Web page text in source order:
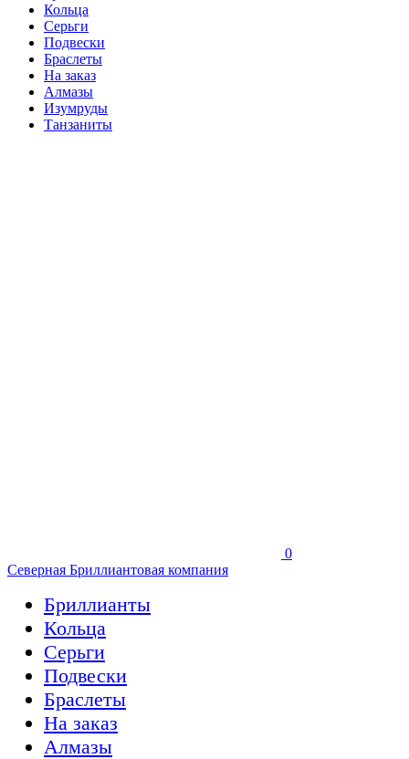
Кольца
Серьги
Подвески
Браслеты
На заказ
Алмазы
Изумруды
Танзаниты
0
Северная Бриллиантовая компания
Бриллианты
Кольца
Серьги
Подвески
Браслеты
На заказ
Алмазы